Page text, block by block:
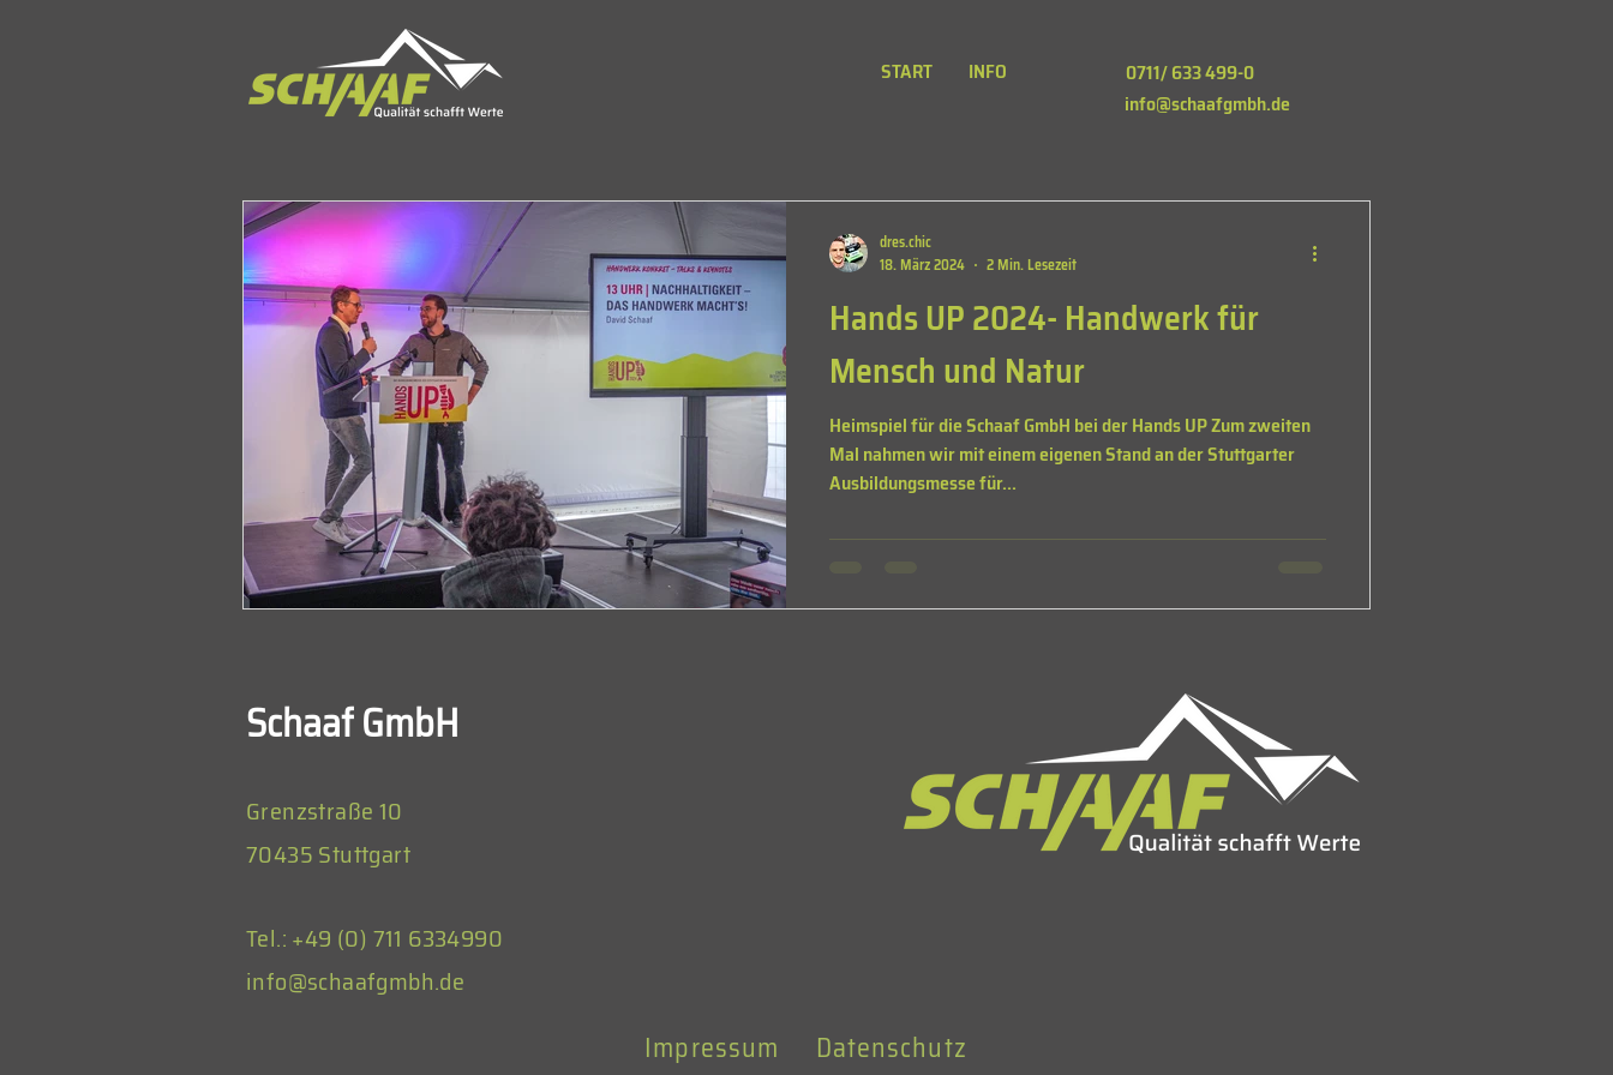
START INFO
0711/ 633 499-0
info@schaafgmbh.de
Hands UP 2024- Handwerk für
Mensch und Natur
Heimspiel für die Schaaf GmbH bei der Hands UP Zum zweiten
Mal nahmen wir mit einem eigenen Stand an der Stuttgarter
Ausbildungsmesse für...
dres.chic
18. März 2024
2 Min. Lesezeit
Schaaf GmbH
Grenzstraße 10
70435 Stuttgart
Tel.: +49 (0) 711 6334990
info@schaafgmbh.de
Impressum Datenschutz